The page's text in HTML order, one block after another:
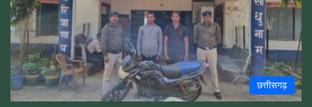
छत्तीसगढ़